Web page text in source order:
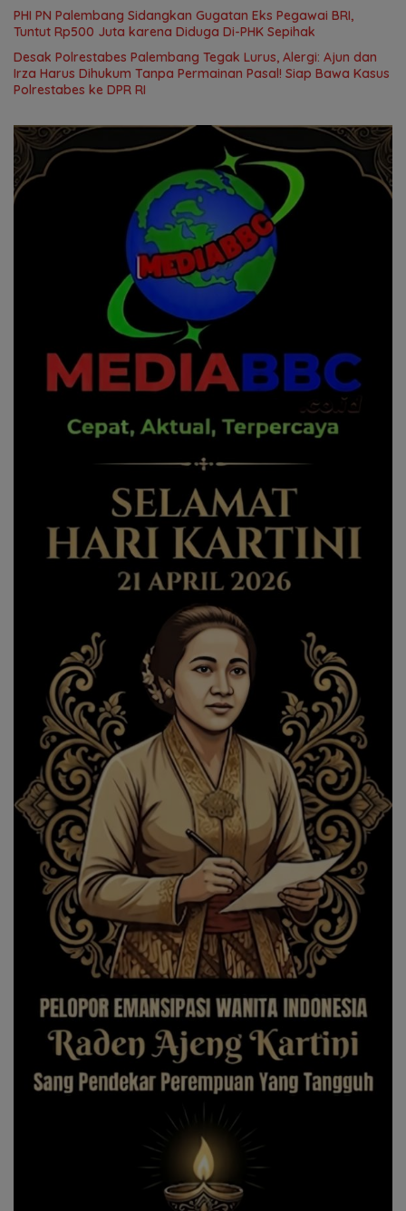
PHI PN Palembang Sidangkan Gugatan Eks Pegawai BRI,
Tuntut Rp500 Juta karena Diduga Di-PHK Sepihak
Desak Polrestabes Palembang Tegak Lurus, Alergi: Ajun dan
Irza Harus Dihukum Tanpa Permainan Pasal! Siap Bawa Kasus
Polrestabes ke DPR RI